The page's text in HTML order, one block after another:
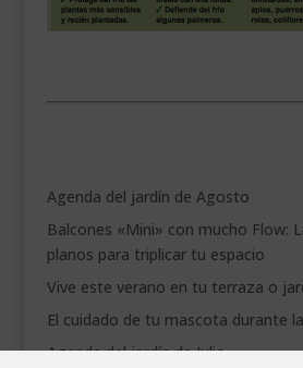
Agenda del jardín de Agosto
Balcones «Mini» con mucho Flow:
planos para triplicar tu espacio
Vive este verano en tu terraza o
El cuidado de tu mascota durante
Agenda del jardín de Julio